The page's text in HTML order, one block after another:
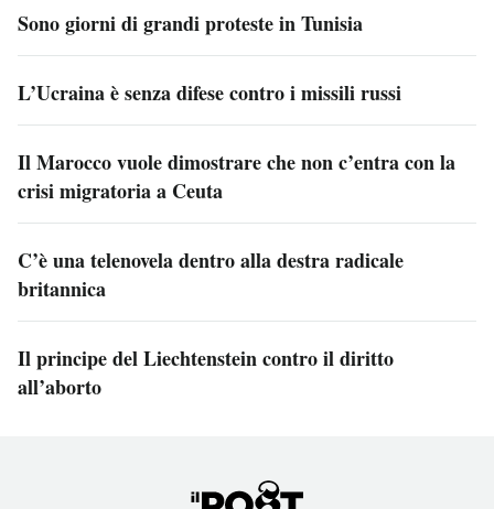
Sono giorni di grandi proteste in Tunisia
L’Ucraina è senza difese contro i missili russi
Il Marocco vuole dimostrare che non c’entra con la
crisi migratoria a Ceuta
C’è una telenovela dentro alla destra radicale
britannica
Il principe del Liechtenstein contro il diritto
all’aborto